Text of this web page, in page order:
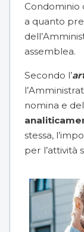
Condominio
a quanto
assemblea.
Secondo l’
nomina e
stessa,
per l’attività